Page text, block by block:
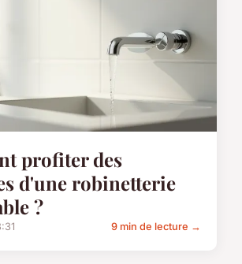
profiter des
d'une robinetterie
?
9 min de lecture →